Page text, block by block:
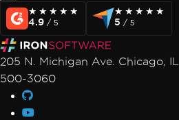
★★★★★
★★★★★
4.9 / 5
★★★★★
★★★★★
5 / 5
205 N. Michigan Ave. Chicago,
500-3060